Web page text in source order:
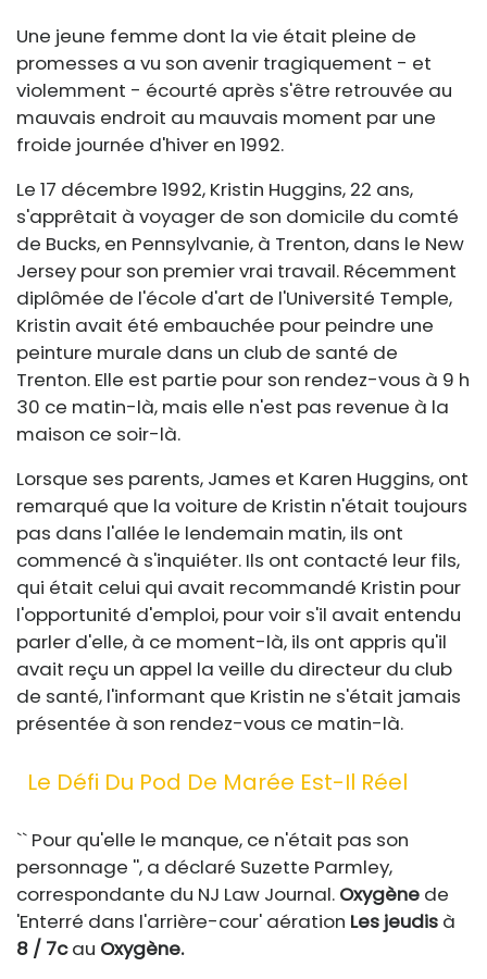
Une jeune femme dont la vie était pleine de
promesses a vu son avenir tragiquement - et
violemment - écourté après s'être retrouvée au
mauvais endroit au mauvais moment par une
froide journée d'hiver en 1992.
Le 17 décembre 1992, Kristin Huggins, 22 ans,
s'apprêtait à voyager de son domicile du comté
de Bucks, en Pennsylvanie, à Trenton, dans le New
Jersey pour son premier vrai travail. Récemment
diplômée de l'école d'art de l'Université Temple,
Kristin avait été embauchée pour peindre une
peinture murale dans un club de santé de
Trenton. Elle est partie pour son rendez-vous à 9 h
30 ce matin-là, mais elle n'est pas revenue à la
maison ce soir-là.
Lorsque ses parents, James et Karen Huggins, ont
remarqué que la voiture de Kristin n'était toujours
pas dans l'allée le lendemain matin, ils ont
commencé à s'inquiéter. Ils ont contacté leur fils,
qui était celui qui avait recommandé Kristin pour
l'opportunité d'emploi, pour voir s'il avait entendu
parler d'elle, à ce moment-là, ils ont appris qu'il
avait reçu un appel la veille du directeur du club
de santé, l'informant que Kristin ne s'était jamais
présentée à son rendez-vous ce matin-là.
Le Défi Du Pod De Marée Est-Il Réel
`` Pour qu'elle le manque, ce n'était pas son
personnage '', a déclaré Suzette Parmley,
correspondante du NJ Law Journal. Oxygène de
'Enterré dans l'arrière-cour' aération Les jeudis à
8 / 7cau Oxygène.